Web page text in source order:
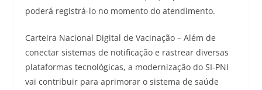
poderá registrá-lo no momento do atendimento.
Carteira Nacional Digital de Vacinação – Além de
conectar sistemas de notificação e rastrear diversas
plataformas tecnológicas, a modernização do SI-PNI
vai contribuir para aprimorar o sistema de saúde